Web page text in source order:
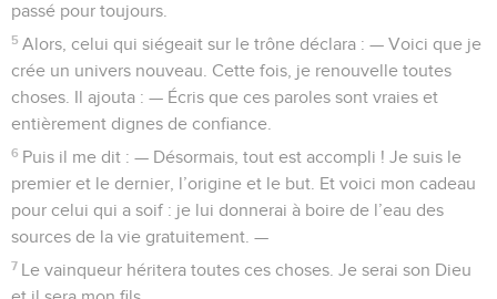
passé pour toujours.
5 Alors, celui qui siégeait sur le trône déclara : — Voici que je
crée un univers nouveau. Cette fois, je renouvelle toutes
choses. Il ajouta : — Écris que ces paroles sont vraies et
entièrement dignes de confiance.
6 Puis il me dit : — Désormais, tout est accompli ! Je suis le
premier et le dernier, l’origine et le but. Et voici mon cadeau
pour celui qui a soif : je lui donnerai à boire de l’eau des
sources de la vie gratuitement. —
7 Le vainqueur héritera toutes ces choses. Je serai son Dieu